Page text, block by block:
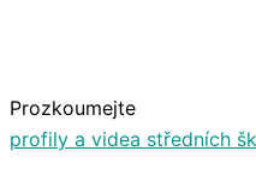
Prozkoumejte
profily a videa středních